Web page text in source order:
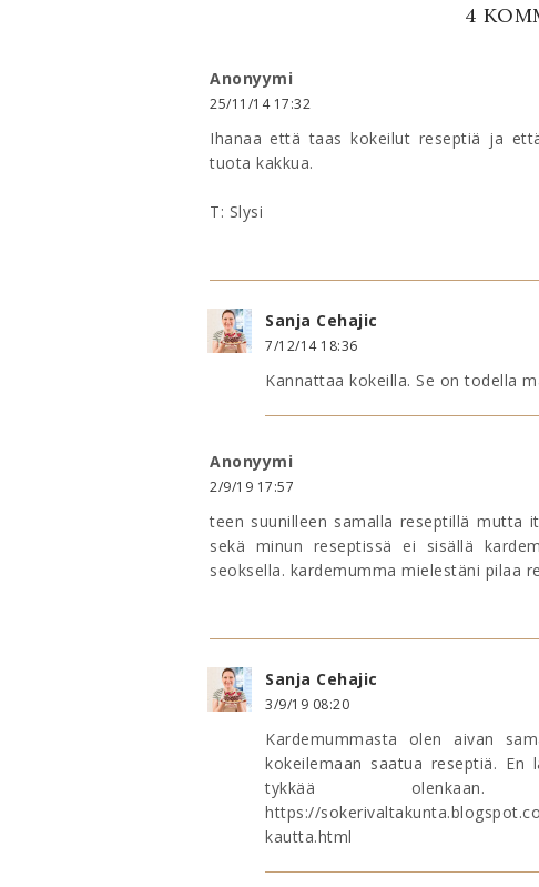
4
Anonyymi
25/11/14 17:32
Ihanaa että taas kokeilut reseptiä ja
tuota kakkua.
T: Slysi
Sanja Cehajic
7/12/14 18:36
Kannattaa kokeilla. Se on todella
Anonyymi
2/9/19 17:57
teen suunilleen samalla reseptillä mutta
sekä minun reseptissä ei sisällä
seoksella. kardemumma mielestäni pilaa
Sanja Cehajic
3/9/19 08:20
Kardemummasta olen aivan
kokeilemaan saatua reseptiä. En
tykkää
https://
kautta.html